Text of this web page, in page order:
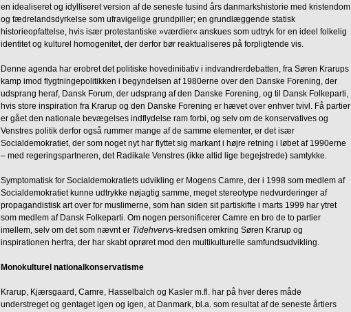
en idealiseret og idylliseret version af de seneste tusind års danmarkshistorie med kristendom
og fædrelandsdyrkelse som ufravigelige grundpiller; en grundlæggende statisk
historieopfattelse, hvis især protestantiske »værdier« anskues som udtryk for en ideel folkelig
identitet og kulturel homogenitet, der derfor bør reaktualiseres på forpligtende vis.
Denne agenda har erobret det politiske hovedinitiativ i indvandrerdebatten, fra Søren Krarups
kamp imod flygtningepolitikken i begyndelsen af 1980erne over den Danske Forening, der
udsprang heraf, Dansk Forum, der udsprang af den Danske Forening, og til Dansk Folkeparti,
hvis store inspiration fra Krarup og den Danske Forening er hævet over enhver tvivl. Få partier
er gået den nationale bevægelses indflydelse ram forbi, og selv om de konservatives og
Venstres politik derfor også rummer mange af de samme elementer, er det især
Socialdemokratiet, der som noget nyt har flyttet sig markant i højre retning i løbet af 1990erne
– med regeringspartneren, det Radikale Venstres (ikke altid lige begejstrede) samtykke.
Symptomatisk for Socialdemokratiets udvikling er Mogens Camre, der i 1998 som medlem af
Socialdemokratiet kunne udtrykke nøjagtig samme, meget stereotype nedvurderinger af
propagandistisk art over for muslimerne, som han siden sit partiskifte i marts 1999 har ytret
som medlem af Dansk Folkeparti. Om nogen personificerer Camre en bro de to partier
imellem, selv om det som nævnt er Tidehvervs-kredsen omkring Søren Krarup og
inspirationen herfra, der har skabt oprøret mod den multikulturelle samfundsudvikling.
Monokulturel nationalkonservatisme
Krarup, Kjærsgaard, Camre, Hasselbalch og Kasler m.fl. har på hver deres måde
understreget og gentaget igen og igen, at Danmark, bl.a. som resultat af de seneste årtiers